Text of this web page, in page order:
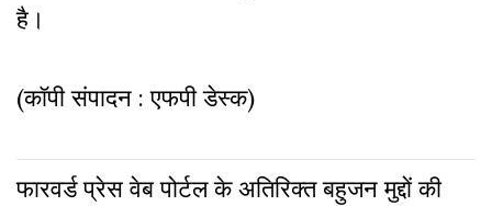
है।
(कॉपी संपादन : एफपी डेस्क)
फारवर्ड प्रेस वेब पोर्टल के अतिरिक्‍त बहुजन मुद्दों की